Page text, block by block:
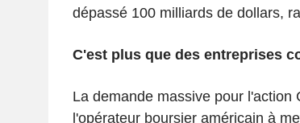
dépassé 100 milliards de dollars,
C'est plus que des entreprises
La demande massive pour l'action
l'opérateur boursier américain à